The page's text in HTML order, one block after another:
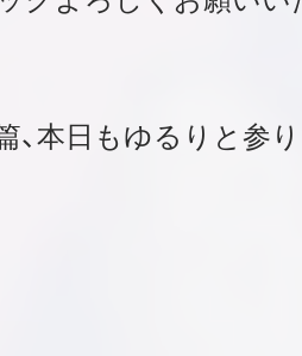
、本日もゆるりと参